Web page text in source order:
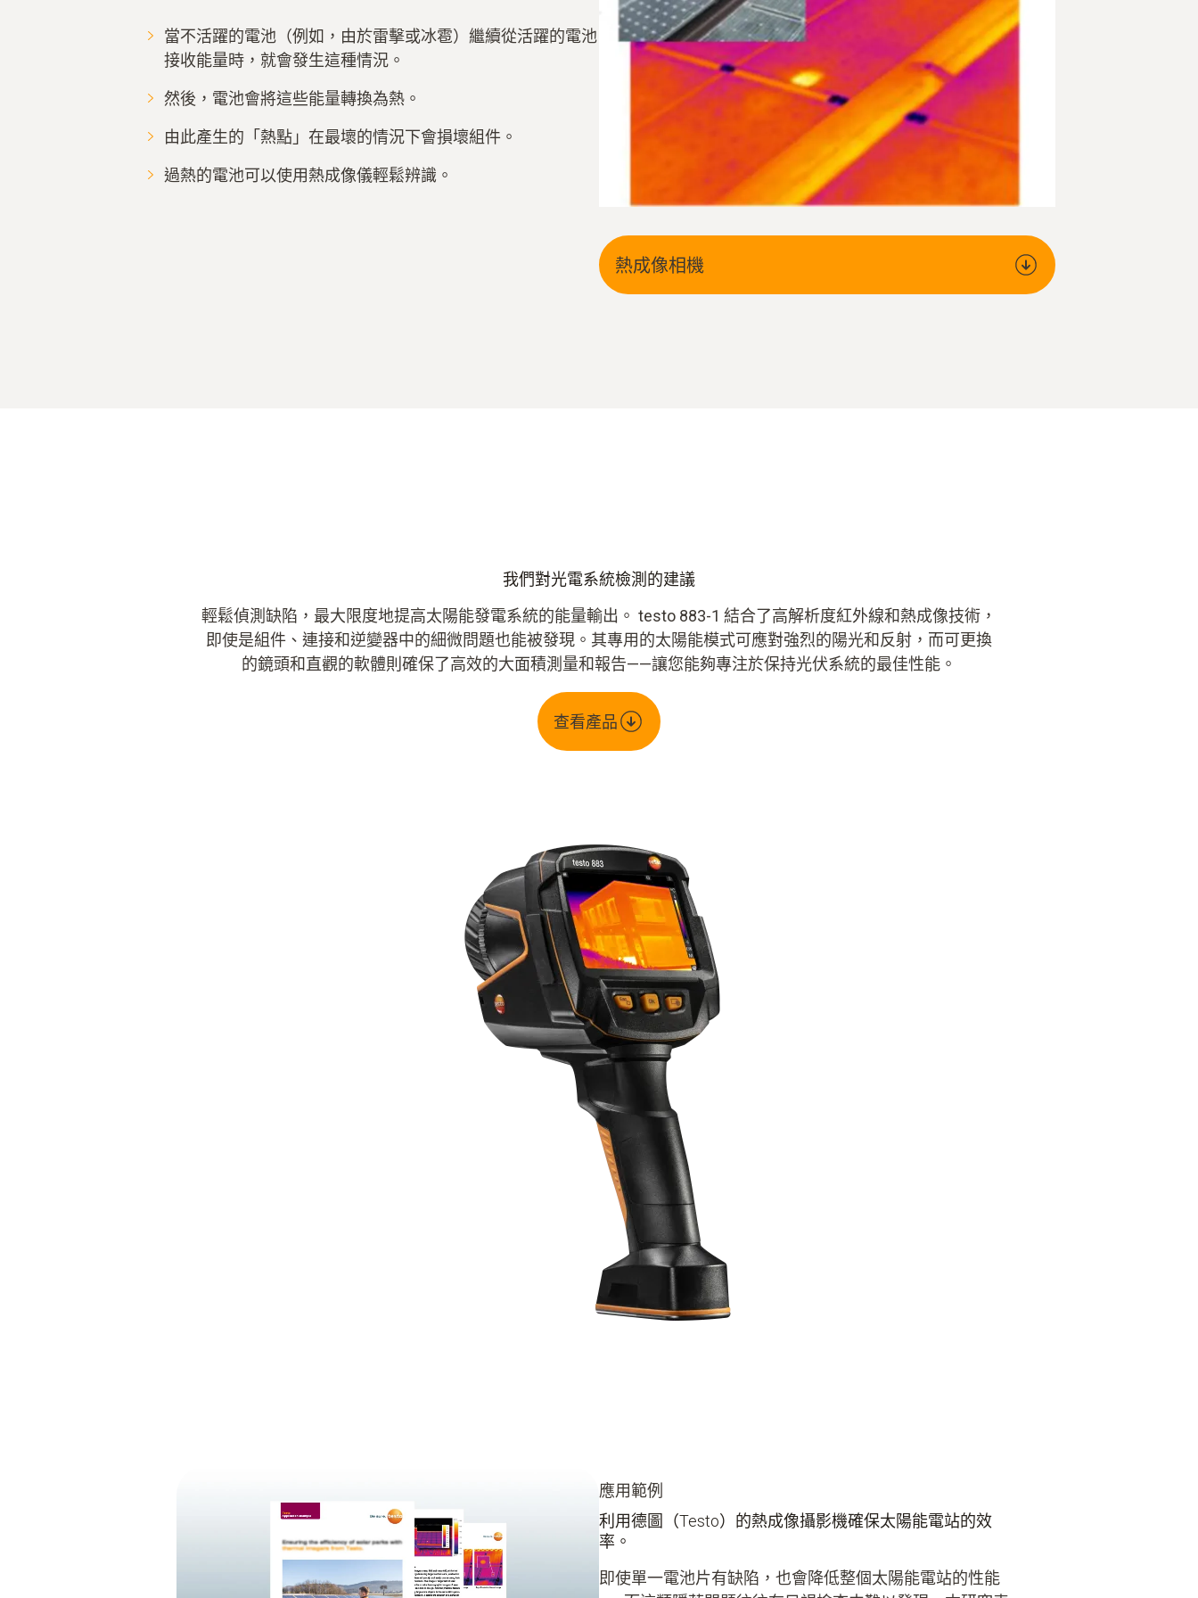
熱成像相機
當不活躍的電池（例如，由於雷擊或冰雹）繼續從活躍的電池
接收能量時，就會發生這種情況。
然後，電池會將這些能量轉換為熱。
由此產生的「熱點」在最壞的情況下會損壞組件。
過熱的電池可以使用熱成像儀輕鬆辨識。
我們對光電系統檢測的建議
輕鬆偵測缺陷，最大限度地提高太陽能發電系統的能量輸出。 testo 883-1 結合了高解析度紅外線和熱成像技術，
即使是組件、連接和逆變器中的細微問題也能被發現。其專用的太陽能模式可應對強烈的陽光和反射，而可更換
的鏡頭和直觀的軟體則確保了高效的大面積測量和報告——讓您能夠專注於保持光伏系統的最佳性能。
查看產品
應用範例
利用德圖（Testo）的熱成像攝影機確保太陽能電站的效
率。
即使單一電池片有缺陷，也會降低整個太陽能電站的性能